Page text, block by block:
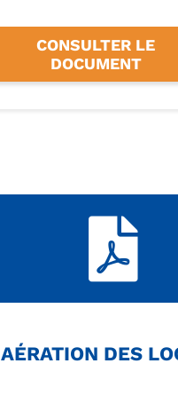
CONSULTER LE
DOCUMENT
AÉRATION DES